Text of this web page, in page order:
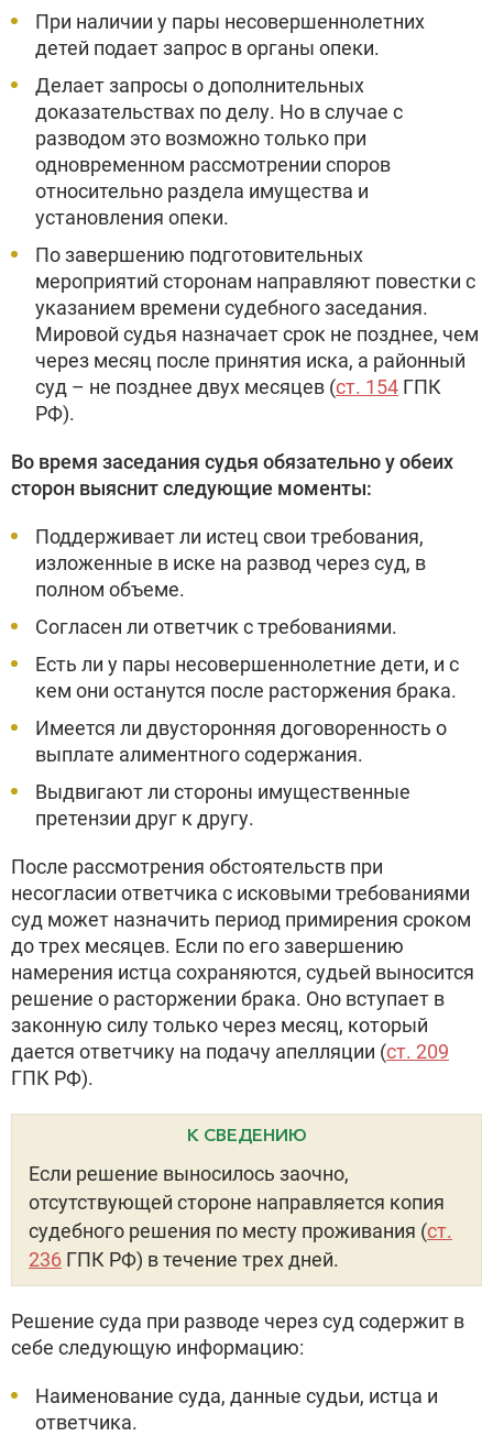
При наличии у пары несовершеннолетних
детей подает запрос в органы опеки.
Делает запросы о дополнительных
доказательствах по делу. Но в случае с
разводом это возможно только при
одновременном рассмотрении споров
относительно раздела имущества и
установления опеки.
По завершению подготовительных
мероприятий сторонам направляют повестки с
указанием времени судебного заседания.
Мировой судья назначает срок не позднее, чем
через месяц после принятия иска, а районный
суд – не позднее двух месяцев (ст. 154 ГПК
РФ).
Во время заседания судья обязательно у обеих
сторон выяснит следующие моменты:
Поддерживает ли истец свои требования,
изложенные в иске на развод через суд, в
полном объеме.
Согласен ли ответчик с требованиями.
Есть ли у пары несовершеннолетние дети, и с
кем они останутся после расторжения брака.
Имеется ли двусторонняя договоренность о
выплате алиментного содержания.
Выдвигают ли стороны имущественные
претензии друг к другу.
После рассмотрения обстоятельств при
несогласии ответчика с исковыми требованиями
суд может назначить период примирения сроком
до трех месяцев. Если по его завершению
намерения истца сохраняются, судьей выносится
решение о расторжении брака. Оно вступает в
законную силу только через месяц, который
дается ответчику на подачу апелляции (ст. 209
ГПК РФ).
К СВЕДЕНИЮ
Если решение выносилось заочно,
отсутствующей стороне направляется копия
судебного решения по месту проживания (ст.
236 ГПК РФ) в течение трех дней.
Решение суда при разводе через суд содержит в
себе следующую информацию:
Наименование суда, данные судьи, истца и
ответчика.